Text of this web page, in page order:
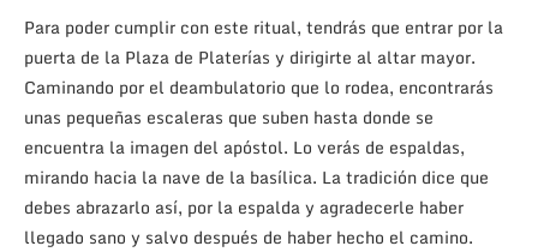
Para poder cumplir con este ritual, tendrás que entrar por la
puerta de la Plaza de Platerías y dirigirte al altar mayor.
Caminando por el deambulatorio que lo rodea, encontrarás
unas pequeñas escaleras que suben hasta donde se
encuentra la imagen del apóstol. Lo verás de espaldas,
mirando hacia la nave de la basílica. La tradición dice que
debes abrazarlo así, por la espalda y agradecerle haber
llegado sano y salvo después de haber hecho el camino.